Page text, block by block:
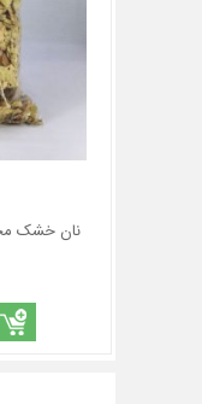
نان خشک